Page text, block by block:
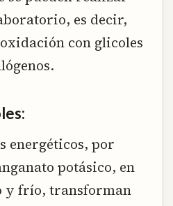
es decir,
con glicoles
energéticos, por
potásico, en
y frío, transforman